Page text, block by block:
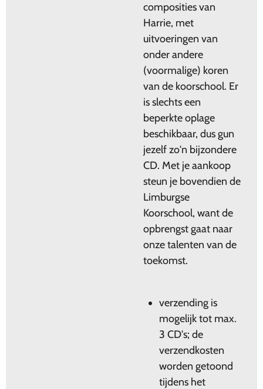
composities van
Harrie, met
uitvoeringen van
onder andere
(voormalige) koren
van de koorschool. Er
is slechts een
beperkte oplage
beschikbaar, dus gun
jezelf zo'n bijzondere
CD. Met je aankoop
steun je bovendien de
Limburgse
Koorschool, want de
opbrengst gaat naar
onze talenten van de
toekomst.
verzending is
mogelijk tot max.
3 CD's; de
verzendkosten
worden getoond
tijdens het